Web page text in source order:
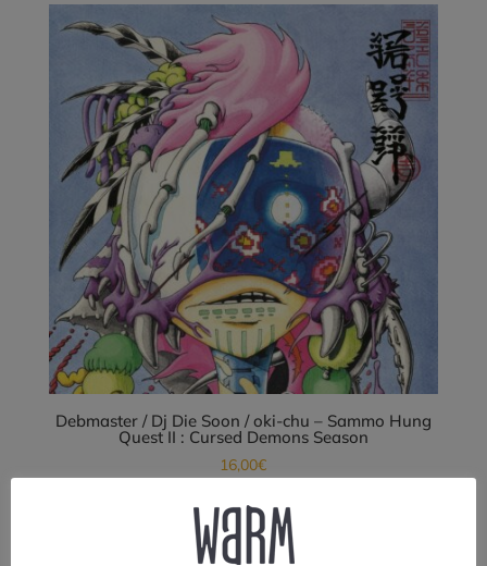
Debmaster / Dj Die Soon / oki-chu – Sammo Hung
Quest II : Cursed Demons Season
16,00€
Lire la suite